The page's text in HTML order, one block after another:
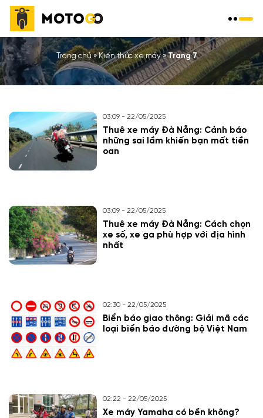
Trang chủ»Kiến thức xe máy»Trang 7
03:09 - 22/05/2025
Thuê xe máy Đà Nẵng: Cảnh báo
những sai lầm khiến bạn mất tiền
oan
03:09 - 22/05/2025
Thuê xe máy Đà Nẵng: Cách chọn
xe số, xe ga phù hợp với địa hình
nhất
02:30 - 22/05/2025
Biển báo giao thông: Giải mã các
loại biển báo đường bộ Việt Nam
02:22 - 22/05/2025
Xe máy Yamaha có bền không?